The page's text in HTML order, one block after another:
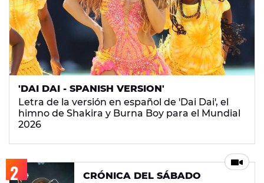
'DAI DAI - SPANISH VERSION'
Letra de la versión en español de 'Dai Dai', el
himno de Shakira y Burna Boy para el Mundial
2026
CRÓNICA DEL SÁBADO